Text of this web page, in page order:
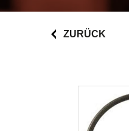
ZURÜCK